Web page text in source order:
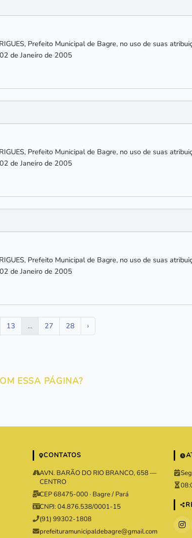
Prefeito Municipal de Bagre, no uso de suas
de Janeiro de 2005
Prefeito Municipal de Bagre, no uso de suas
de Janeiro de 2005
Prefeito Municipal de Bagre, no uso de suas
de Janeiro de 2005
13 ... 27 28 ›
ESSA PÁGINA?
CONTATOS
AVN. BARÃO DO RIO BRANCO, 658 —
CENTRO
CEP 68475-000 · Bagre / Pará
CNPJ: 04.876.538/0001-15
(91) 99302-1808
prefeituramunicipaldebagre@gmail.com